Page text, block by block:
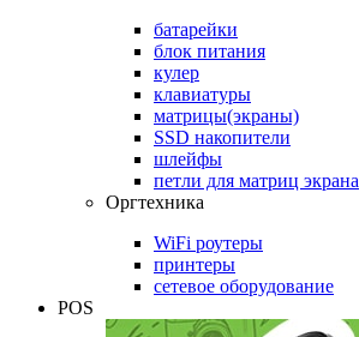
батарейки
блок питания
кулер
клавиатуры
матрицы(экраны)
SSD накопители
шлейфы
петли для матриц экрана
Оргтехника
WiFi роутеры
принтеры
сетевое оборудование
POS